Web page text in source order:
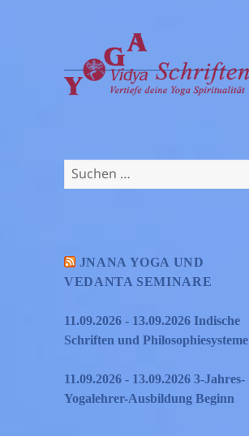
Suchen
nach:
JNANA YOGA UND
VEDANTA SEMINARE
11.09.2026 - 13.09.2026 Indische
Schriften und Philosophiesysteme
11.09.2026 - 13.09.2026 3-Jahres-
Yogalehrer-Ausbildung Beginn